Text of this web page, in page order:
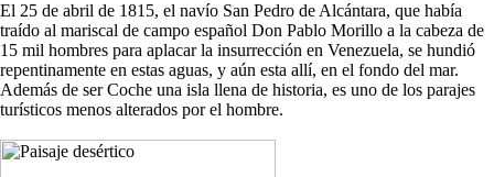
El 25 de abril de 1815, el navío San Pedro de Alcántara, que había
traído al mariscal de campo español Don Pablo Morillo a la cabeza de
15 mil hombres para aplacar la insurrección en Venezuela, se hundió
repentinamente en estas aguas, y aún esta allí, en el fondo del mar.
Además de ser Coche una isla llena de historia, es uno de los parajes
turísticos menos alterados por el hombre.